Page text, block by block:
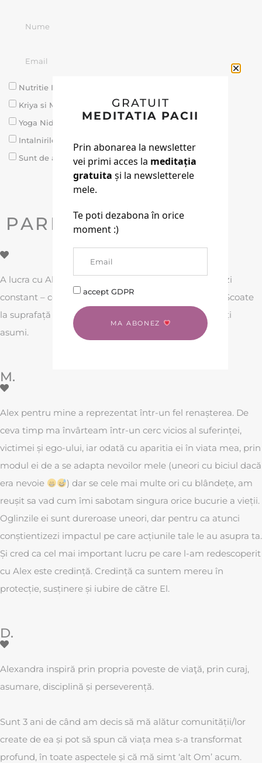
Nutritie Integrativa
Kriya si Meditatie Ghidata - Circle of Light
Yoga Nidra
Intalnirile de Joi - Soul Tribe
Sunt de acord cu prelucrarea datelor conform GDPR
TRIMITE MESAJUL
PARERI DIN TRIB
A lucra cu Alexandra înseamnă a învăța să te evaluezi
constant – comportamental, psihic, fizic, emoțional. Scoate
la suprafață tot ce crezi că e vindecat și te învață să îți
asumi.
M.
Alex pentru mine a reprezentat într-un fel renașterea. De
ceva timp ma învârteam într-un cerc vicios al suferinței,
victimei și ego-ului, iar odată cu aparitia ei în viata mea, prin
modul ei de a se adapta nevoilor mele (uneori cu biciul dacă
era nevoie
) dar se cele mai multe ori cu blândețe, am
reușit sa vad cum îmi sabotam singura orice bucurie a vieții.
Oglinzile ei sunt dureroase uneori, dar pentru ca atunci
conștientizezi impactul pe care acțiunile tale le au asupra ta.
Și cred ca cel mai important lucru pe care l-am redescoperit
cu Alex este credință. Credință ca suntem mereu în
protecție, susținere și iubire de către El.
D.
Alexandra inspiră prin propria poveste de viaţă, prin curaj,
asumare, disciplină ṣi perseverență.
Sunt 3 ani de când am decis să mă alătur comunității/lor
create de ea ṣi pot să spun că viața mea s-a transformat
profund, în toate aspectele ṣi că mă simt ‘alt Om’ acum.
GRATUIT
MEDITATIA PACII
Prin abonarea la newsletter
vei primi acces la meditația
gratuita și la newsletterele
mele.
Te poti dezabona în orice
moment :)
accept GDPR
MA ABONEZ